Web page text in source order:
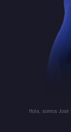
Hola, somos José